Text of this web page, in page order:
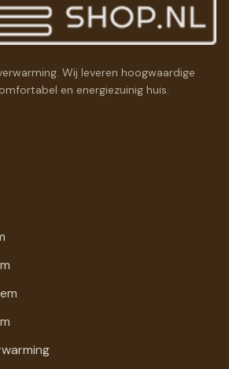
Wij leveren hoogwaardige
en energiezuinig huis.